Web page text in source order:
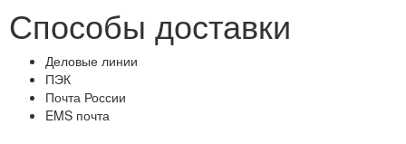
Способы доставки
Деловые линии
ПЭК
Почта России
EMS почта